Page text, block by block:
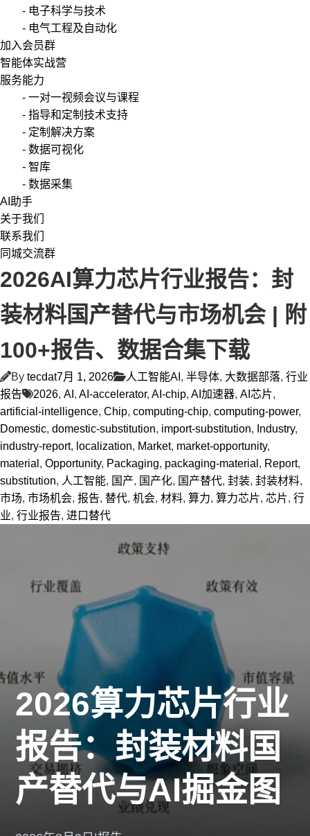
- 电子科学与技术
- 电气工程及自动化
加入会员群
智能体实战营
服务能力
- 一对一视频会议与课程
- 指导和定制技术支持
- 定制解决方案
- 数据可视化
- 智库
- 数据采集
AI助手
关于我们
联系我们
同城交流群
2026AI算力芯片行业报告：封
装材料国产替代与市场机会 | 附
100+报告、数据合集下载
By tecdat7月 1, 2026 人工智能AI , 半导体, 大数据部落, 行业
报告
2026, AI , AI-accelerator, AI-chip, AI加速器, AI芯片,
artificial-intelligence, Chip, computing-chip, computing-power,
Domestic, domestic-substitution, import-substitution, Industry,
industry-report, localization, Market, market-opportunity,
material , Opportunity, Packaging, packaging-material , Report,
substitution, 人工智能, 国产, 国产化, 国产替代, 封装, 封装材料,
市场, 市场机会, 报告, 替代, 机会, 材料, 算力, 算力芯片, 芯片, 行
业, 行业报告, 进口替代
2026算力芯片行业
报告：封装材料国
产替代与AI掘金图